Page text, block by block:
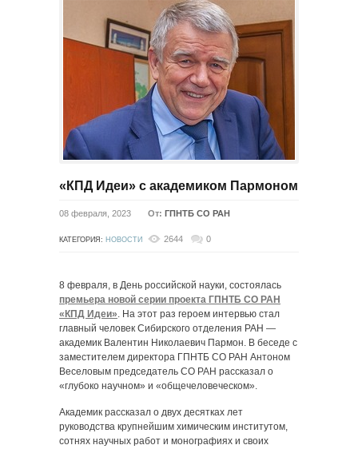
«КПД Идеи» с академиком Пармоном
08 февраля, 2023 От: ГПНТБ СО РАН
КАТЕГОРИЯ: НОВОСТИ 2644 0
8 февраля, в День российской науки, состоялась
премьера новой серии проекта ГПНТБ СО РАН
«КПД Идеи». На этот раз героем интервью стал
главный человек Сибирского отделения РАН —
академик Валентин Николаевич Пармон. В беседе с
заместителем директора ГПНТБ СО РАН Антоном
Веселовым председатель СО РАН рассказал о
«глубоко научном» и «общечеловеческом».
Академик рассказал о двух десятках лет
руководства крупнейшим химическим институтом,
сотнях научных работ и монографиях и своих